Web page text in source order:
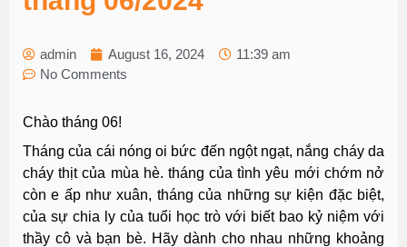
admin August 16, 2024
11:39 am
No Comments
Chào tháng 06!
Tháng của cái nóng oi bức đến ngột ngạt, nắng cháy da
cháy thịt của mùa hè. tháng của tình yêu mới chớm nở
còn e ấp như xuân, tháng của những sự kiện đặc biệt,
của sự chia ly của tuổi học trò với biết bao kỷ niệm với
thầy cô và bạn bè. Hãy dành cho nhau những khoảng